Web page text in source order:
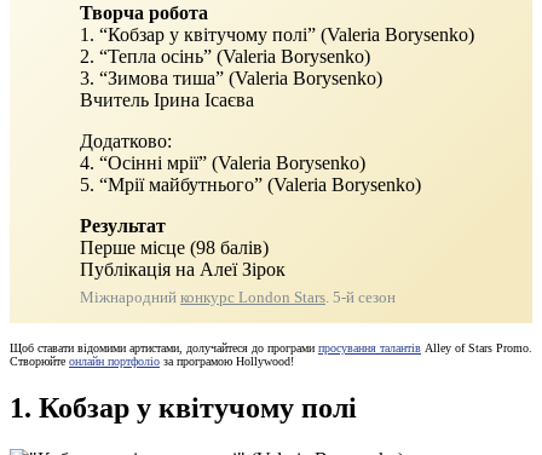
Творча робота
1. “Кобзар у квітучому полі” (Valeria Borysenko)
2. “Тепла осінь” (Valeria Borysenko)
3. “Зимова тиша” (Valeria Borysenko)
Вчитель Ірина Ісаєва
Додатково:
4. “Осінні мрії” (Valeria Borysenko)
5. “Мрії майбутнього” (Valeria Borysenko)
Результат
Перше місце (98 балів)
Публікація на Алеї Зірок
Міжнародний конкурс London Stars . 5-й сезон
Щоб ставати відомими артистами, долучайтеся до програми просування талантів Alley of Stars Promo.
Створюйте онлайн портфоліо за програмою Hollywood!
1. Кобзар у квітучому полі